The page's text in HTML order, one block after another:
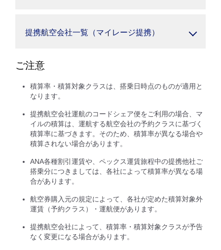
提携航空会社一覧（マイレージ提携）
ご注意
積算率・積算対象クラスは、搭乗日時点のものが適用と
なります。
提携航空会社運航のコードシェア便をご利用の場合、マ
イルの積算は、運航する航空会社の予約クラスに基づく
積算率に基づきます。そのため、積算率が異なる場合や
積算されない場合があります。
ANA各種割引運賃や、ペックス運賃旅程中の提携他社ご
搭乗分につきましては、各社によって積算率が異なる場
合があります。
航空券購入元の規定によって、各社が定めた積算対象外
運賃（予約クラス）・運航便があります。
提携航空会社によって、積算率・積算対象クラスが予告
なく変更になる場合があります。